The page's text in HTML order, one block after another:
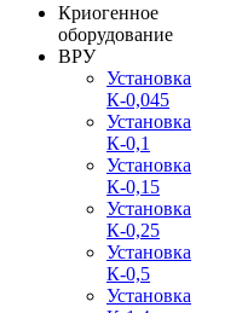
Криогенное
оборудование
ВРУ
Установка
К-0,045
Установка
К-0,1
Установка
К-0,15
Установка
К-0,25
Установка
К-0,5
Установка